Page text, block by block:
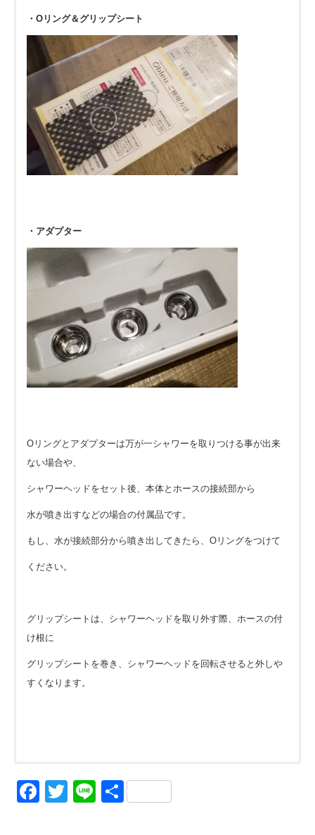
・Oリング＆グリップシート
・アダプター
Oリングとアダプターは万が一シャワーを取りつける事が出来
ない場合や、
シャワーヘッドをセット後、本体とホースの接続部から
水が噴き出すなどの場合の付属品です。
もし、水が接続部分から噴き出してきたら、Oリングをつけて
ください。
グリップシートは、シャワーヘッドを取り外す際、ホースの付
け根に
グリップシートを巻き、シャワーヘッドを回転させると外しや
すくなります。
・シャワーヘッドのダイアルの説明
・髪と頭皮の汚れをマイクロバブルで毛穴から洗浄
・自宅で簡単にシルキーバス体験
・コスメカートリッジ
心地いいマイクロバブルのお風呂でリラックスした後、
Facebook
Twitter
Line共